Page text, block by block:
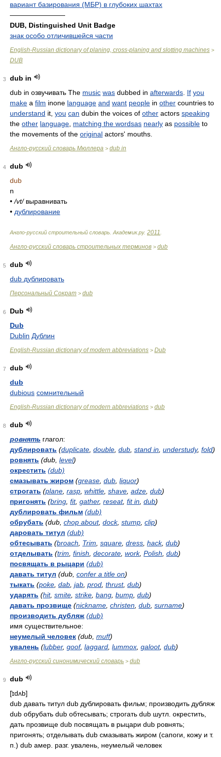
вариант базирования (МБР) в глубоких шахтах
————————
DUB, Distinguished Unit Badge
знак особо отличившейся части
English-Russian dictionary of planing, cross-planing and slotting machines >
DUB
3
dub in
dub in озвучивать The music was dubbed in afterwards If you
make a film inone language and want people in other countries to
understand it, you can dubin the voices of other actors speaking
the other language matching the wordsas nearly as possible to
the movements of the original actors' mouths.
Англо-русский словарь Мюллера > dub in
4
dub
dub
n
•/vt/выравнивать
• дублирование
Англо-русский строительный словарь Академик.ру. 2011
Англо-русский словарь строительных терминов > dub
5
dub
dub дублировать
Персональный Сократ > dub
6
Dub
Dub
Dublin Дублин
English-Russian dictionary of modern abbreviations > Dub
7
dub
dub
dubious сомнительный
English-Russian dictionary of modern abbreviations > dub
8
dub
ровнять глагол:
дублировать (duplicate double dub stand in understudy, fold)
ровнять (dub, level)
окрестить (dub)
смазывать жиром (grease dub liquor)
строгать (plane rasp whittle shave adze dub)
пригонять (bring fit, gather, reseat, fit in dub)
дублировать фильм (dub)
обрубать (dub, chop about, dock, stump clip)
даровать титул (dub)
обтесывать (broach Trim square dress hack, dub)
отделывать (trim finish decorate work, Polish dub)
посвящать в рыцари (dub)
давать титул (dub, confer a title on)
тыкать (poke dab jab prod thrust, dub)
ударять (hit, smite strike bang bump dub)
давать прозвище (nickname christen dub surname)
производить дубляж (dub)
имя существительное:
неумелый человек (dub, muff)
увалень (lubber, goof, laggard lummox galoot, dub)
Англо-русский синонимический словарь > dub
9
dub
[̈ɪdʌb]
dub давать титул dub дублировать фильм; производить дубляж
dub обрубать dub обтесывать; строгать dub шутл. окрестить,
дать прозвище dub посвящать в рыцари dub ровнять;
пригонять; отделывать dub смазывать жиром (сапоги, кожу и т.
п.) dub амер. разг. увалень, неумелый человек